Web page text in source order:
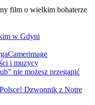
film o wielkim bohaterze
w Gdyni
i muzycy
nie możesz przegapić
Dzwonnik z Notre